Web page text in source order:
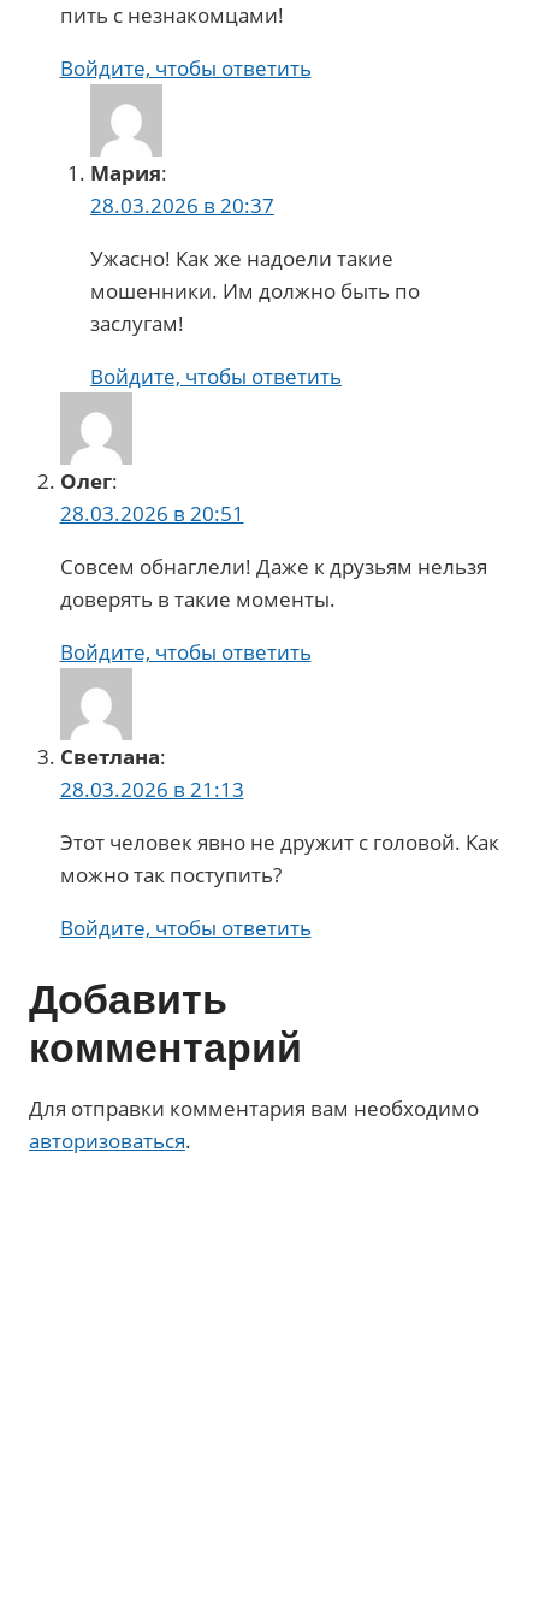
пить с незнакомцами!
Войдите, чтобы ответить
Мария:
28.03.2026 в 20:37
Ужасно! Как же надоели такие
мошенники. Им должно быть по
заслугам!
Войдите, чтобы ответить
Олег:
28.03.2026 в 20:51
Совсем обнаглели! Даже к друзьям нельзя
доверять в такие моменты.
Войдите, чтобы ответить
Светлана:
28.03.2026 в 21:13
Этот человек явно не дружит с головой. Как
можно так поступить?
Войдите, чтобы ответить
Добавить
комментарий
Для отправки комментария вам необходимо
авторизоваться.